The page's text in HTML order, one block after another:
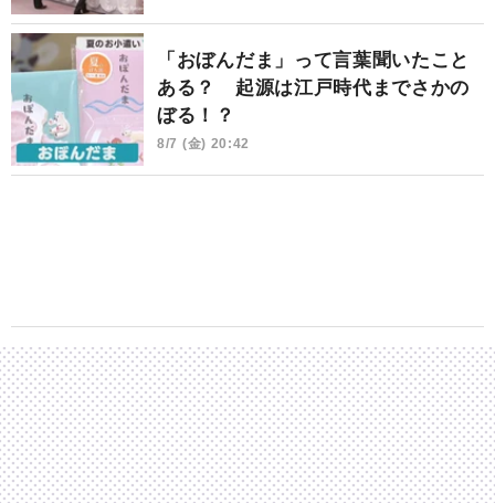
「おぼんだま」って言葉聞いたこと
ある？ 起源は江戸時代までさかの
ぼる！？
8/7 (金) 20:42